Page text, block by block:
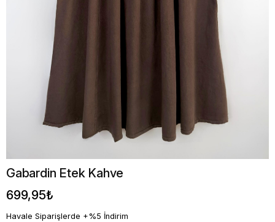
Gabardin Etek Kahve
699,95₺
Havale Siparişlerde +%5 İndirim